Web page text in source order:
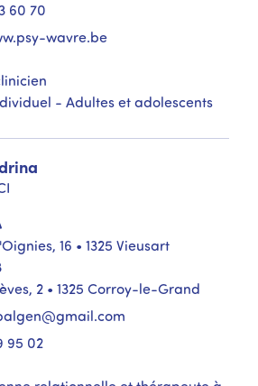
60 70
wavre.be
- Adultes et adolescents
16 • 1325 Vieusart
2 • 1325 Corroy-le-Grand
95 02